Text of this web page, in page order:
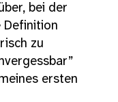
bei der
Definition
zu
ersten